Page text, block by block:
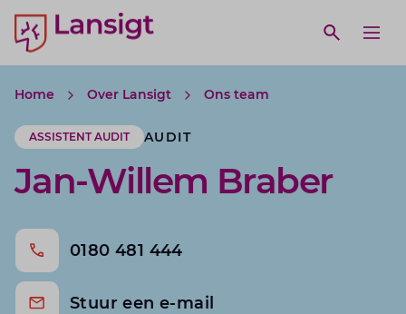
Lansigt Accountants logo
Open
search website
Home Over Lansigt Ons team
ASSISTENT AUDIT AUDIT
Jan-Willem Braber
0180 481 444
Stuur een e-mail